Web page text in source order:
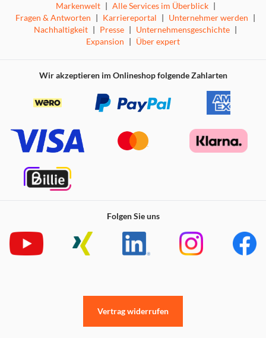
Wechselbarer Türanschlag
Die Geräte sind werksseitig mit rechtem Türanschlag
Aufstellungsbereich bedient werden.
Markenwelt | Alle Services im Überblick |
Fragen & Antworten | Karriereportal | Unternehmer werden |
Nachhaltigkeit | Presse | Unternehmensgeschichte |
Expansion | Über expert
Wir akzeptieren im Onlineshop folgende Zahlarten
Folgen Sie uns
Vertrag widerrufen